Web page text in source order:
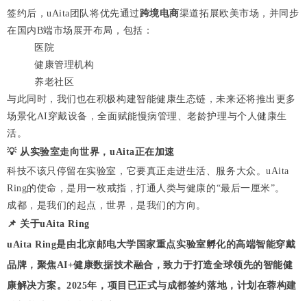
签约后，uAita团队将优先通过跨境电商渠道拓展欧美市场，并同步
在国内B端市场展开布局，包括：
医院
健康管理机构
养老社区
与此同时，我们也在积极构建智能健康生态链，未来还将推出更多
场景化AI穿戴设备，全面赋能慢病管理、老龄护理与个人健康生
活。
💡 从实验室走向世界，uAita正在加速
科技不该只停留在实验室，它要真正走进生活、服务大众。uAita
Ring的使命，是用一枚戒指，打通人类与健康的“最后一厘米”。
成都，是我们的起点，世界，是我们的方向。
📌 关于uAita Ring
uAita Ring是由北京邮电大学国家重点实验室孵化的高端智能穿戴
品牌，聚焦AI+健康数据技术融合，致力于打造全球领先的智能健
康解决方案。2025年，项目已正式与成都签约落地，计划在蓉构建